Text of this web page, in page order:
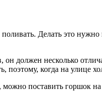
Делать это нужно
должен несколько
поэтому, когда на улице
можно поставить горшок